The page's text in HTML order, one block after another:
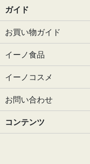
ガイド
お買い物ガイド
イーノ食品
イーノコスメ
お問い合わせ
コンテンツ